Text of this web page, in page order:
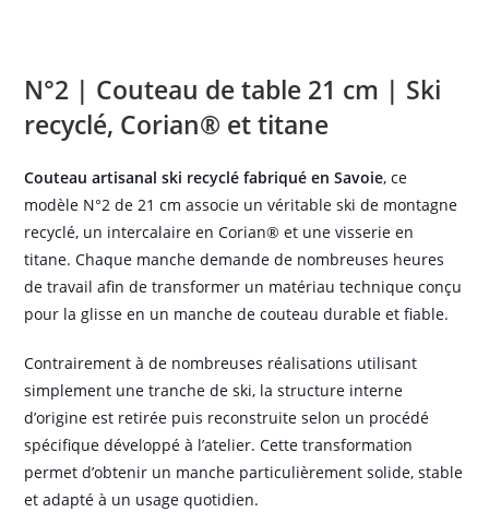
N°2 | Couteau de table 21 cm | Ski
recyclé, Corian® et titane
Couteau artisanal ski recyclé fabriqué en Savoie, ce
modèle N°2 de 21 cm associe un véritable ski de montagne
recyclé, un intercalaire en Corian® et une visserie en
titane. Chaque manche demande de nombreuses heures
de travail afin de transformer un matériau technique conçu
pour la glisse en un manche de couteau durable et fiable.
Contrairement à de nombreuses réalisations utilisant
simplement une tranche de ski, la structure interne
d’origine est retirée puis reconstruite selon un procédé
spécifique développé à l’atelier. Cette transformation
permet d’obtenir un manche particulièrement solide, stable
et adapté à un usage quotidien.